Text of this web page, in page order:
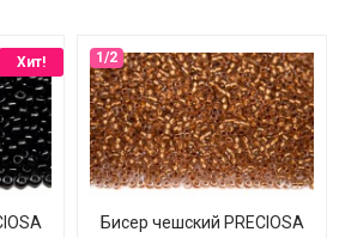
Хит!
Бисер чешский PRECIOSA